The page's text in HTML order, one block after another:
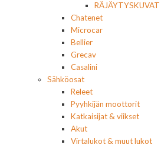
RÄJÄYTYSKUVAT
Chatenet
Microcar
Bellier
Grecav
Casalini
Sähköosat
Releet
Pyyhkijän moottorit
Katkaisijat & viikset
Akut
Virtalukot & muut lukot